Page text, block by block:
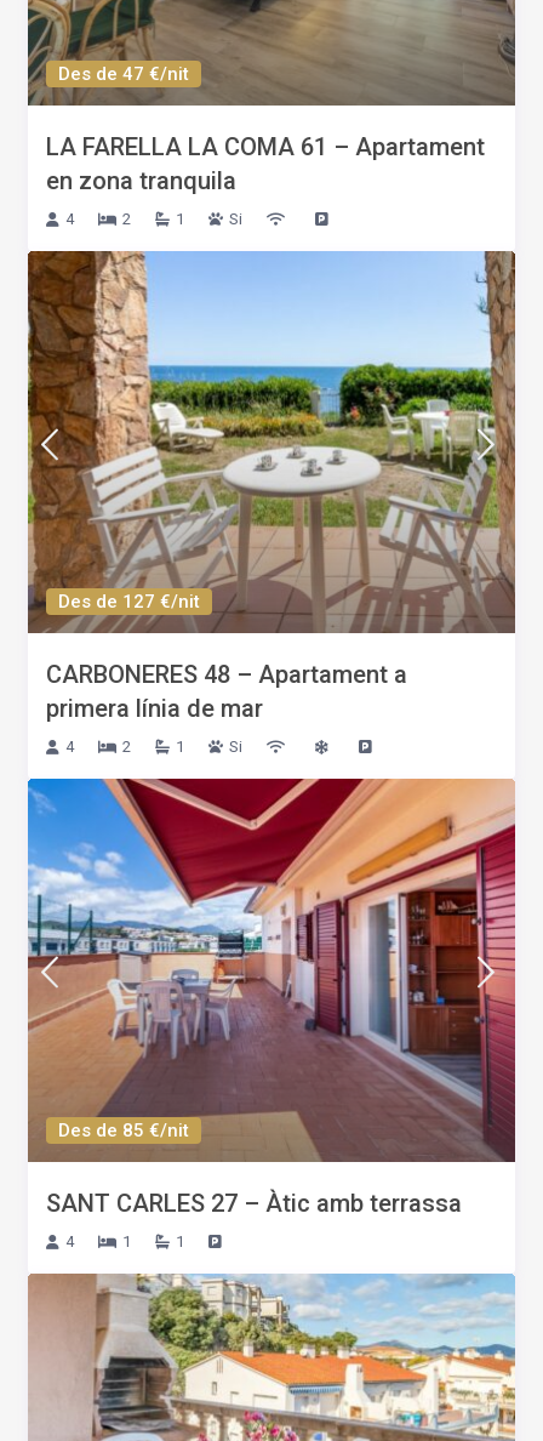
Des de 47 €/nit
LA FARELLA LA COMA 61 – Apartament
en zona tranquila
4 2 1 Si
Des de 127 €/nit
CARBONERES 48 – Apartament a
primera línia de mar
4 2 1 Si
Des de 85 €/nit
SANT CARLES 27 – Àtic amb terrassa
4 1 1